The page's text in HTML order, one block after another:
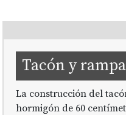
Tacón y
La construcción del
hormigón de 60